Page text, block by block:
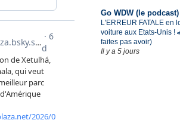
Go WDW (le podcast)
L'ERREUR FATALE en
voiture aux Etats-Unis !
faites pas avoir)
Il y a 5 jours